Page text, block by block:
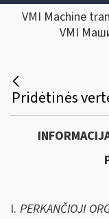
VMI Machine
VMI
I. PERKANČIOJI